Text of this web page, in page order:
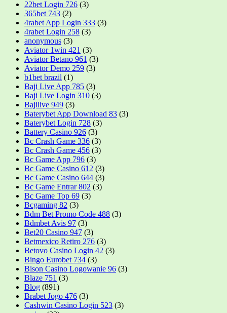
22bet Login 726 (3)
365bet 743 (2)
4rabet App Login 333 (3)
4rabet Login 258 (3)
anonymous (3)
Aviator 1win 421 (3)
Aviator Betano 961 (3)
Aviator Demo 259 (3)
b1bet brazil (1)
Baji Live App 785 (3)
Baji Live Login 310 (3)
Bajilive 949 (3)
Baterybet App Download 83 (3)
Baterybet Login 728 (3)
Battery Casino 926 (3)
Bc Crash Game 336 (3)
Bc Crash Game 456 (3)
Bc Game App 796 (3)
Bc Game Casino 612 (3)
Bc Game Casino 644 (3)
Bc Game Entrar 802 (3)
Bc Game Top 69 (3)
Bcgaming 82 (3)
Bdm Bet Promo Code 488 (3)
Bdmbet Avis 97 (3)
Bet20 Casino 947 (3)
Betmexico Retiro 276 (3)
Betovo Casino Login 42 (3)
Bingo Eurobet 734 (3)
Bison Casino Logowanie 96 (3)
Blaze 751 (3)
Blog (891)
Brabet Jogo 476 (3)
Cashwin Casino Login 523 (3)